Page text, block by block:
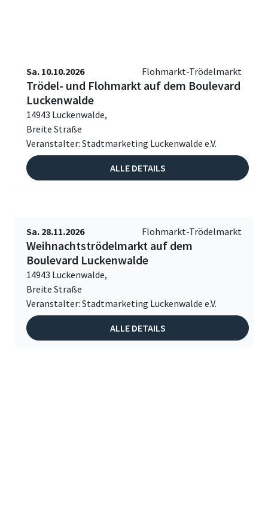
Sa. 10.10.2026 Flohmarkt-Trödelmarkt
Trödel- und Flohmarkt auf dem Boulevard
Luckenwalde
14943 Luckenwalde,
Breite Straße
Veranstalter: Stadtmarketing Luckenwalde e.V.
ALLE DETAILS
Sa. 28.11.2026 Flohmarkt-Trödelmarkt
Weihnachtströdelmarkt auf dem
Boulevard Luckenwalde
14943 Luckenwalde,
Breite Straße
Veranstalter: Stadtmarketing Luckenwalde e.V.
ALLE DETAILS